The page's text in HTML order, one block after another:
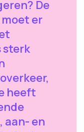
De
er
sterk
heeft
aan- en